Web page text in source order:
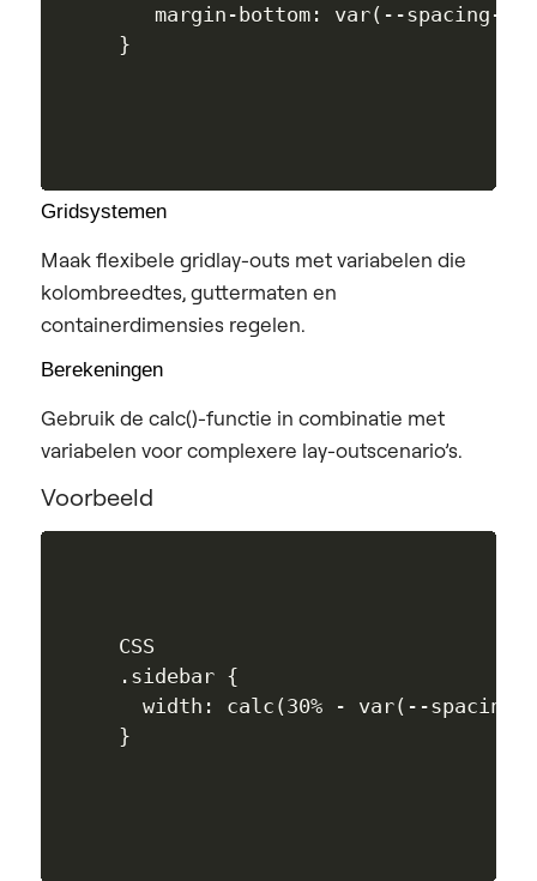
margin-bottom: var(--spacing-
Gridsystemen
Maak flexibele gridlay-outs met variabelen die
kolombreedtes, guttermaten en
containerdimensies regelen.
Berekeningen
Gebruik de calc()-functie in combinatie met
variabelen voor complexere lay-outscenario’s.
Voorbeeld
CSS
.sidebar {
width: calc(30% - var(--spacing-